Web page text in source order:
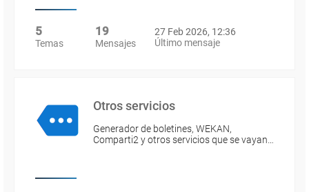
5
Temas
19
Mensajes
27 Feb 2026, 12:36
Último mensaje
Otros servicios
Generador de boletines, WEKAN,
Comparti2 y otros servicios que se vayan…